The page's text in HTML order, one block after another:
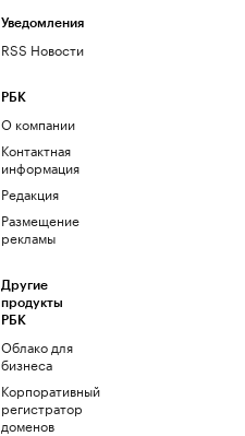
Уведомления
RSS Новости
РБК
О компании
Контактная
информация
Редакция
Размещение
рекламы
Другие
продукты
РБК
Облако для
бизнеса
Корпоративный
регистратор
доменов